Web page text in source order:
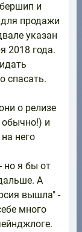
и
продажи
указан
2018 года.
спасать.
о релизе
и
него
но я бы от
А
вышла" -
много